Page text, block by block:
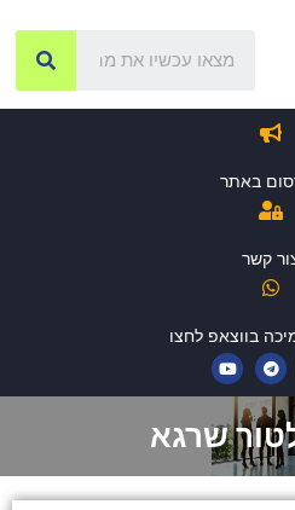
באתר
קשר
בווצאפ לחצו
שרגא